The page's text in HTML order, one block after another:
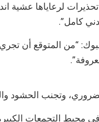
لرعاياها عشية
كامل”.
وتجنب الحشود
محيط التجمعات